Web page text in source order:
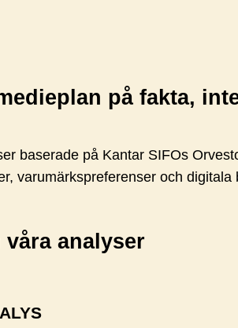
på fakta,
baserade på Kantar SIFOs
varumärkspreferenser och
våra analyser